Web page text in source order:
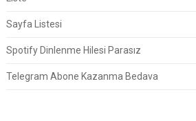
Sayfa Listesi
Spotify Dinlenme Hilesi Parasız
Telegram Abone Kazanma Bedava